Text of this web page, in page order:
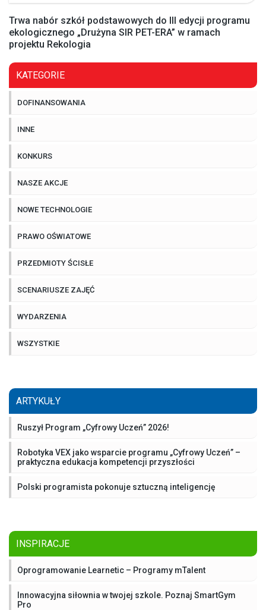
Trwa nabór szkół podstawowych do III edycji programu
ekologicznego „Drużyna SIR PET-ERA” w ramach
projektu Rekologia
KATEGORIE
DOFINANSOWANIA
INNE
KONKURS
NASZE AKCJE
NOWE TECHNOLOGIE
PRAWO OŚWIATOWE
PRZEDMIOTY ŚCISŁE
SCENARIUSZE ZAJĘĆ
WYDARZENIA
WSZYSTKIE
ARTYKUŁY
Ruszył Program „Cyfrowy Uczeń” 2026!
Robotyka VEX jako wsparcie programu „Cyfrowy Uczeń” –
praktyczna edukacja kompetencji przyszłości
Polski programista pokonuje sztuczną inteligencję
INSPIRACJE
Oprogramowanie Learnetic – Programy mTalent
Innowacyjna siłownia w twojej szkole. Poznaj SmartGym
Pro